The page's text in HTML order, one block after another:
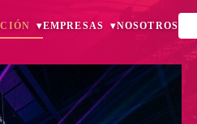
EMPRESAS NOSOTROS